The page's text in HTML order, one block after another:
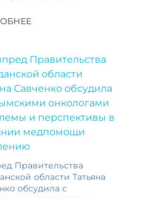
Правительства
области Татьяна
обсудила с